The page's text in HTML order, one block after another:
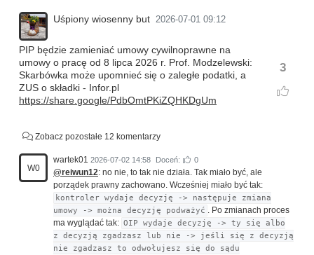
Uśpiony wiosenny but 2026-07-01 09:12
3
PIP będzie zamieniać umowy cywilnoprawne na
umowy o pracę od 8 lipca 2026 r. Prof. Modzelewski:
Skarbówka może upomnieć się o zaległe podatki, a
ZUS o składki - Infor.pl
https://share.google/PdbOmtPKiZQHKDgUm
Zobacz pozostałe 12 komentarzy
W0
wartek01 2026-07-02 14:58 Doceń: 0
@reiwun12: no nie, to tak nie działa. Tak miało być, ale
porządek prawny zachowano. Wcześniej miało być tak:
kontroler wydaje decyzję -> następuje zmiana
umowy -> można decyzję podważyć
. Po zmianach proces
ma wyglądać tak: OIP wydaje decyzję -> ty się albo
z decyzją zgadzasz lub nie -> jeśli się z decyzją
nie zgadzasz to odwołujesz się do sądu